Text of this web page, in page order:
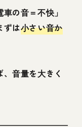
の音＝不快」
ずは小さい音か
音量を大きく